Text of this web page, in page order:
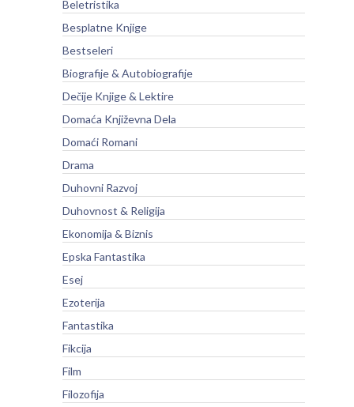
Beletristika
Besplatne Knjige
Bestseleri
Biografije & Autobiografije
Dečije Knjige & Lektire
Domaća Književna Dela
Domaći Romani
Drama
Duhovni Razvoj
Duhovnost & Religija
Ekonomija & Biznis
Epska Fantastika
Esej
Ezoterija
Fantastika
Fikcija
Film
Filozofija